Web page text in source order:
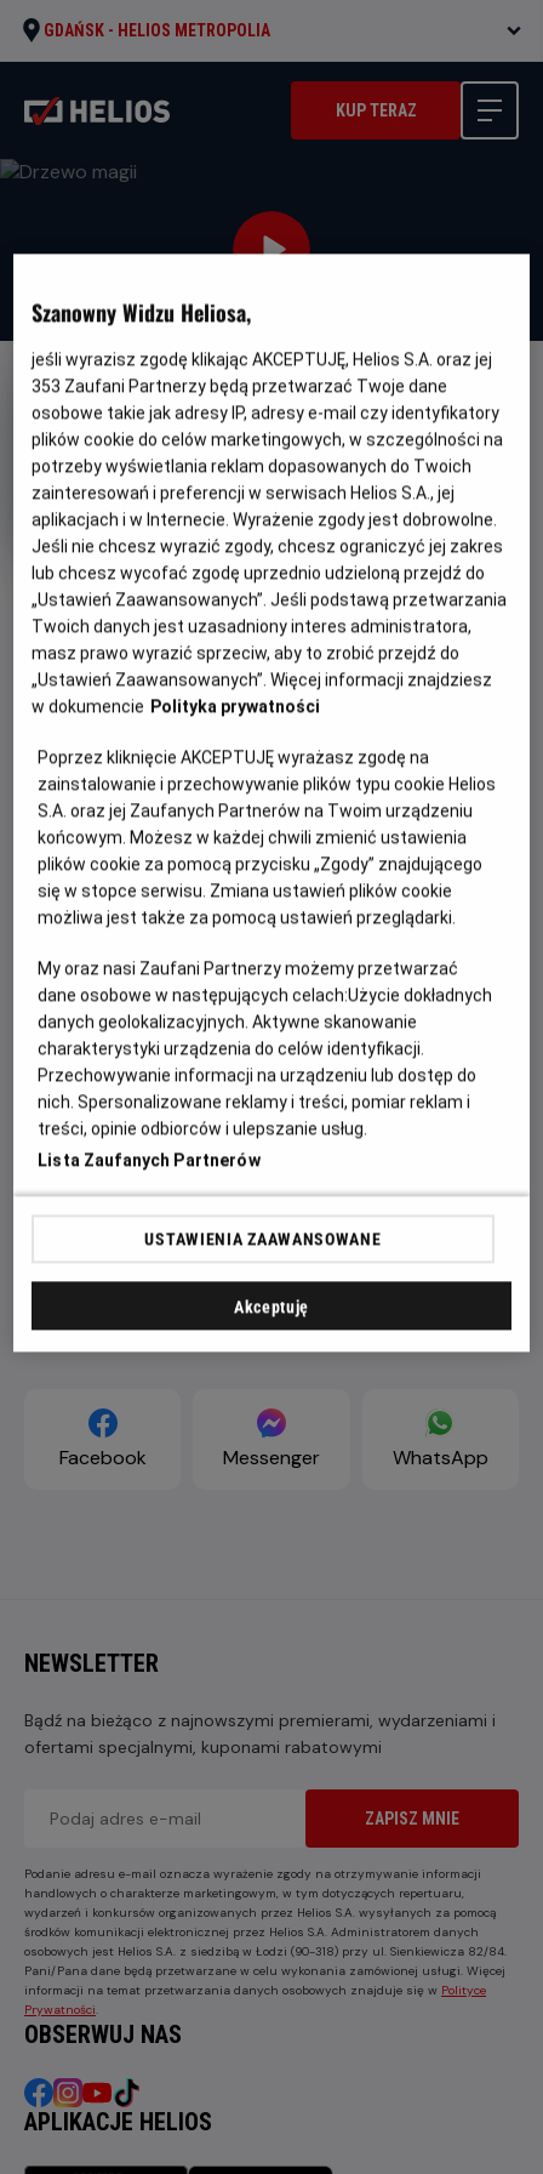
GDAŃSK - HELIOS METROPOLIA
KUP TERAZ
DUBBING
Drzewo magii
Oryginalny
tytuł
The Magic Faraway Tree Gatunek
Fantasy /
Przygodowy / Familijny
Minimalny
wiek
Od 8 lat
Czas
trwania
110 min
Kraj
i
rok
produkcji
Wielka Brytania (2026)
OCENA HELIOS
6.3
PREMIERA
REŻYSERIA
Ben Gregor
SCENARIUSZ
Simon Farnaby, Enid Blyton
OPIS FILMU
Polly i Tim wraz z trójką dzieci stają przed koniecznością
przeprowadzenia się na odludną angielską prowincję.
Wkrótce po przyjeździe najmłodsi odkrywają niezwykłe
drzewo, zamieszkane przez barwne, ekscentryczne
postacie. Jeśli odważą się wspiąć na jego szczyt, czekają
na nie fantastyczne krainy, pełne zapierających dech
Facebook Messenger WhatsApp
NEWSLETTER
Bądź na bieżąco z najnowszymi premierami, wydarzeniami i
ofertami specjalnymi, kuponami rabatowymi
ZAPISZ MNIE
Podanie adresu e-mail oznacza wyrażenie zgody na otrzymywanie informacji
handlowych o charakterze marketingowym, w tym dotyczących repertuaru,
wydarzeń i konkursów organizowanych przez Helios S.A. wysyłanych za pomocą
środków komunikacji elektronicznej przez Helios S.A. Administratorem danych
osobowych jest Helios S.A. z siedzibą w Łodzi (90-318) przy ul. Sienkiewicza 82/84.
Pani/Pana dane będą przetwarzane w celu wykonania zamówionej usługi. Więcej
informacji na temat przetwarzania danych osobowych znajduje się w Polityce
Prywatności
OBSERWUJ NAS
APLIKACJE HELIOS
Szanowny Widzu Heliosa,
jeśli wyrazisz zgodę klikając AKCEPTUJĘ, Helios S.A. oraz jej
353 Zaufani Partnerzy będą przetwarzać Twoje dane
osobowe takie jak adresy IP, adresy e-mail czy identyfikatory
plików cookie do celów marketingowych, w szczególności na
potrzeby wyświetlania reklam dopasowanych do Twoich
zainteresowań i preferencji w serwisach Helios S.A., jej
aplikacjach i w Internecie. Wyrażenie zgody jest dobrowolne.
Jeśli nie chcesz wyrazić zgody, chcesz ograniczyć jej zakres
lub chcesz wycofać zgodę uprzednio udzieloną przejdź do
„Ustawień Zaawansowanych”. Jeśli podstawą przetwarzania
Twoich danych jest uzasadniony interes administratora,
masz prawo wyrazić sprzeciw, aby to zrobić przejdź do
„Ustawień Zaawansowanych”. Więcej informacji znajdziesz
w dokumencie Polityka prywatności
Poprzez kliknięcie AKCEPTUJĘ wyrażasz zgodę na
zainstalowanie i przechowywanie plików typu cookie Helios
S.A. oraz jej Zaufanych Partnerów na Twoim urządzeniu
końcowym. Możesz w każdej chwili zmienić ustawienia
plików cookie za pomocą przycisku „Zgody” znajdującego
się w stopce serwisu. Zmiana ustawień plików cookie
możliwa jest także za pomocą ustawień przeglądarki.
My oraz nasi Zaufani Partnerzy możemy przetwarzać
dane osobowe w następujących celach:Użycie dokładnych
danych geolokalizacyjnych. Aktywne skanowanie
charakterystyki urządzenia do celów identyfikacji.
Przechowywanie informacji na urządzeniu lub dostęp do
nich. Spersonalizowane reklamy i treści, pomiar reklam i
treści, opinie odbiorców i ulepszanie usług.
Lista Zaufanych Partnerów
USTAWIENIA ZAAWANSOWANE
Akceptuję